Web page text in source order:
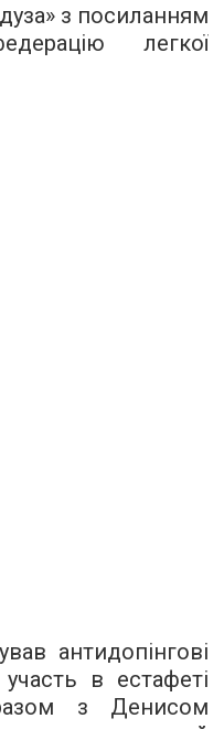
» з посиланням
легкої
антидопінгові
в естафеті
з Денисом